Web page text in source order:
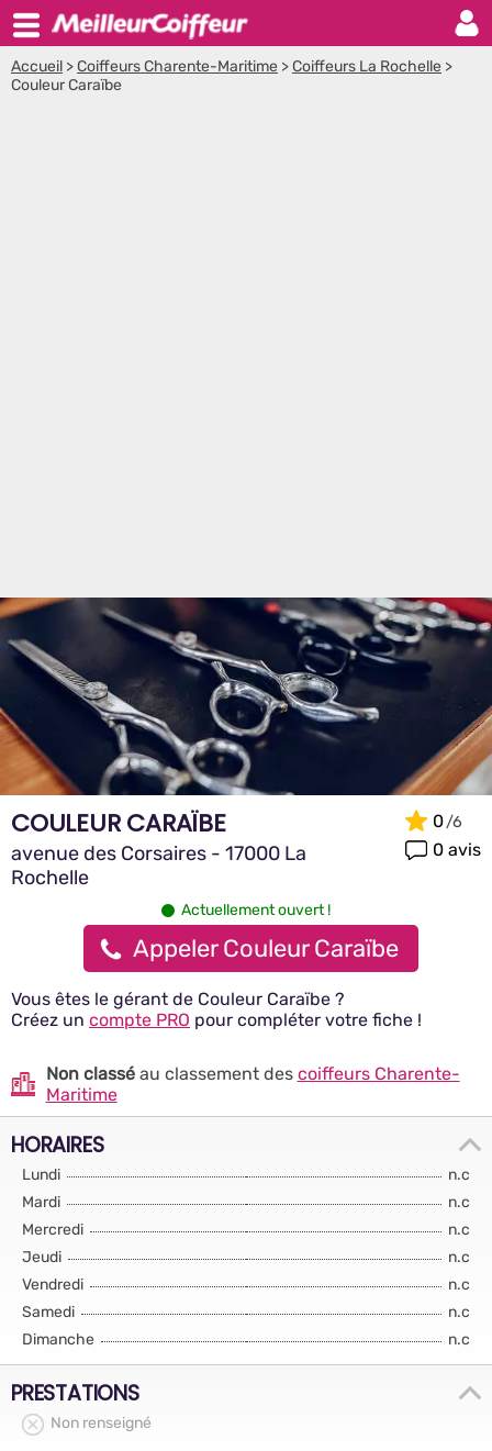
Accueil >Coiffeurs Charente-Maritime >Coiffeurs La Rochelle >
Couleur Caraïbe
COULEUR CARAÏBE
avenue des Corsaires - 17000 La
Rochelle
0
0 avis
Actuellement ouvert !
Appeler Couleur Caraïbe
Vous êtes le gérant de Couleur Caraïbe ?
Créez un compte PRO pour compléter votre fiche !
Non classéau classement des coiffeurs Charente-
Maritime
HORAIRES
Lundi
n.c
Mardi
n.c
Mercredi
n.c
Jeudi
n.c
Vendredi
n.c
Samedi
n.c
Dimanche
n.c
PRESTATIONS
Non renseigné